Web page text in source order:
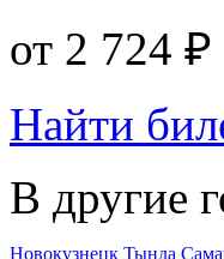
от 2 724 ₽
Найти
В другие
Новокузнецк Тында